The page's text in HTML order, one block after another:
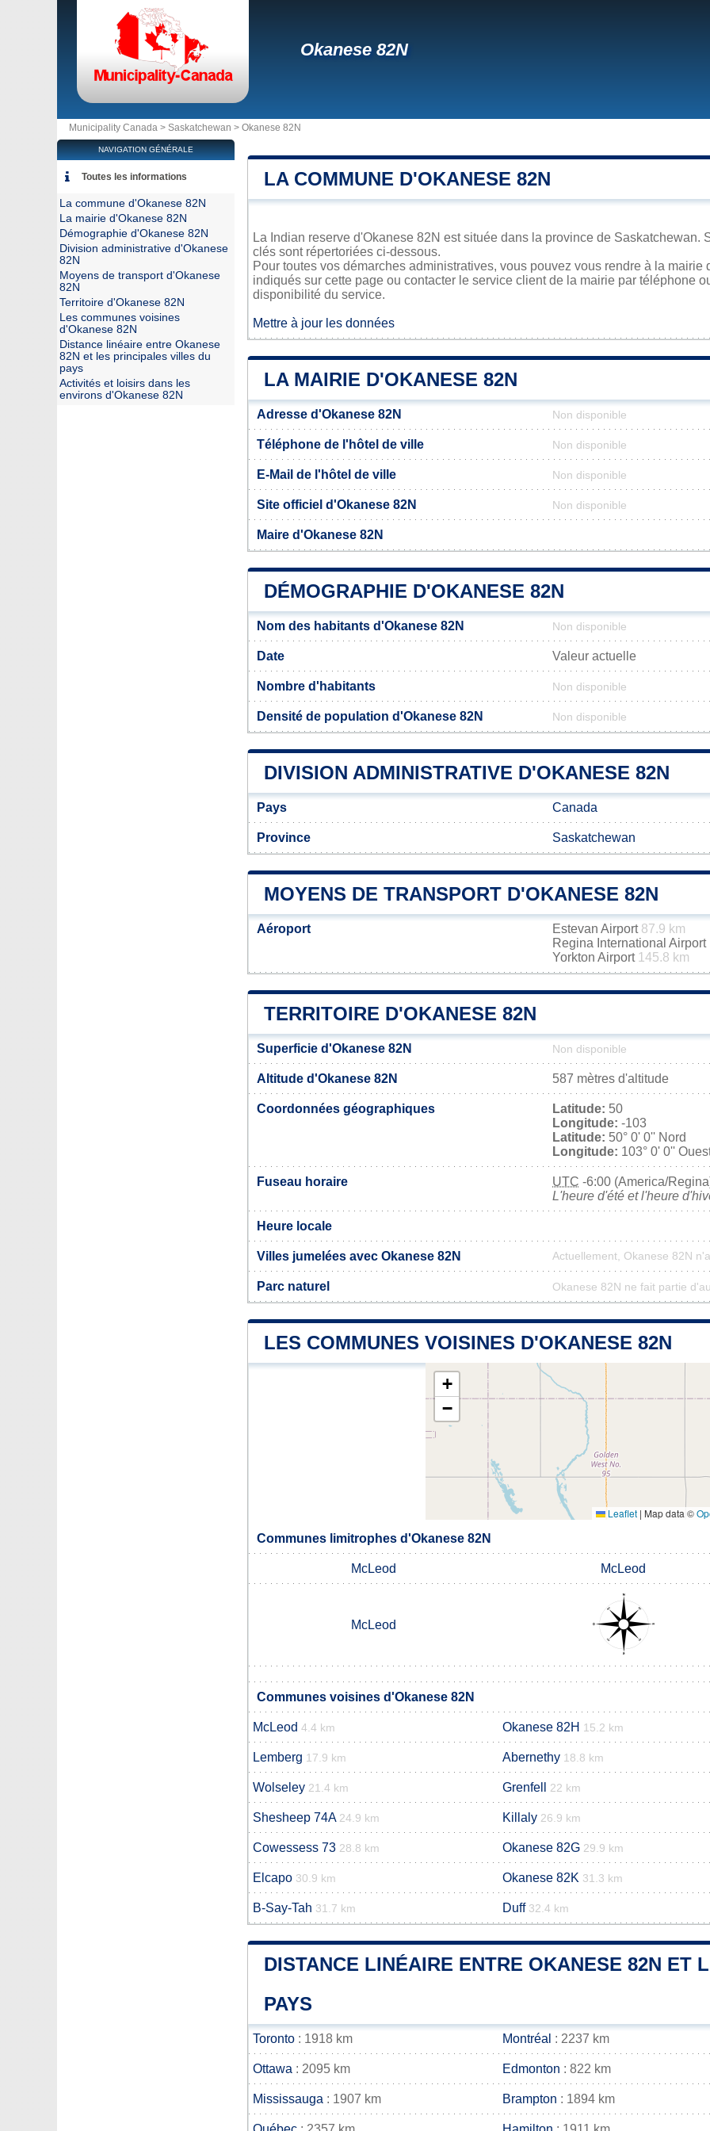
Okanese 82N
Municipality Canada > Saskatchewan > Okanese 82N
LA COMMUNE D'OKANESE 82N
La Indian reserve d'Okanese 82N est située dans la province de
clés sont répertoriées ci-dessous.
Pour toutes vos démarches administratives, vous pouvez vous rendre à la
indiqués sur cette page ou contacter le service client de la mairie par téléphone
disponibilité du service.
Mettre à jour les données
LA MAIRIE D'OKANESE 82N
Adresse d'Okanese 82N Non disponible
Téléphone de l'hôtel de ville Non disponible
E-Mail de l'hôtel de ville Non disponible
Site officiel d'Okanese 82N Non disponible
Maire d'Okanese 82N
DÉMOGRAPHIE D'OKANESE 82N
Nom des habitants d'Okanese 82N Non disponible
Date Valeur actuelle
Nombre d'habitants Non disponible
Densité de population d'Okanese 82N Non disponible
DIVISION ADMINISTRATIVE D'OKANESE 82N
Pays Canada
Province Saskatchewan
MOYENS DE TRANSPORT D'OKANESE 82N
Aéroport Estevan Airport 87.9 km
Regina International Airport
Yorkton Airport 145.8 km
TERRITOIRE D'OKANESE 82N
Superficie d'Okanese 82N Non disponible
Altitude d'Okanese 82N 587 mètres d'altitude
Coordonnées géographiques Latitude: 50
Longitude: -103
Latitude: 50° 0' 0'' Nord
Longitude: 103° 0' 0''
Fuseau horaire UTC -6:00 (America/
L'heure d'été et l'heure
Heure locale
Villes jumelées avec Okanese 82N Actuellement, Okanese 82N
Parc naturel Okanese 82N ne fait partie
LES COMMUNES VOISINES D'OKANESE 82N
+
−
Leaflet | Map data ©
Communes limitrophes d'Okanese 82N
McLeod McLeod
McLeod
Communes voisines d'Okanese 82N
McLeod 4.4 km Okanese 82H 15.2 km
Lemberg 17.9 km Abernethy 18.8 km
Wolseley 21.4 km Grenfell 22 km
Shesheep 74A 24.9 km Killaly 26.9 km
Cowessess 73 28.8 km Okanese 82G 29.9 km
Elcapo 30.9 km Okanese 82K 31.3 km
B-Say-Tah 31.7 km Duff 32.4 km
DISTANCE LINÉAIRE ENTRE OKANESE 82N ET
PAYS
Toronto : 1918 km Montréal : 2237 km
Ottawa : 2095 km Edmonton : 822 km
Mississauga : 1907 km Brampton : 1894 km
NAVIGATION GÉNÉRALE
Toutes les informations
La commune d'Okanese 82N
La mairie d'Okanese 82N
Démographie d'Okanese 82N
Division administrative d'Okanese
82N
Moyens de transport d'Okanese
82N
Territoire d'Okanese 82N
Les communes voisines
d'Okanese 82N
Distance linéaire entre Okanese
82N et les principales villes du
pays
Activités et loisirs dans les
environs d'Okanese 82N